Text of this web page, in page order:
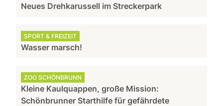
Neues Drehkarussell im Streckerpark
SPORT & FREIZEIT
Wasser marsch!
ZOO SCHÖNBRUNN
Kleine Kaulquappen, große Mission:
Schönbrunner Starthilfe für gefährdete